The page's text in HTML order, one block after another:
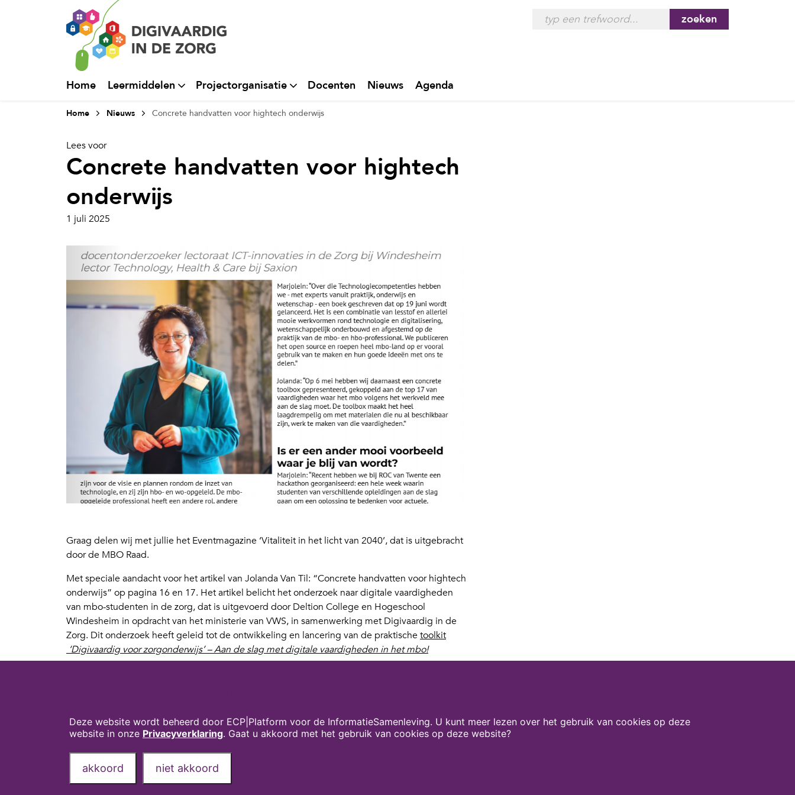
zoeken
Home Leermiddelen Projectorganisatie Docenten Nieuws Agenda
Home Nieuws Concrete handvatten voor hightech onderwijs
Lees voor
Concrete handvatten voor hightech
onderwijs
1 juli 2025
Graag delen wij met jullie het Eventmagazine ‘Vitaliteit in het licht van 2040’, dat is uitgebracht
door de MBO Raad.
Met speciale aandacht voor het artikel van Jolanda Van Til: “Concrete handvatten voor hightech
onderwijs” op pagina 16 en 17. Het artikel belicht het onderzoek naar digitale vaardigheden
van mbo-studenten in de zorg, dat is uitgevoerd door Deltion College en Hogeschool
Windesheim in opdracht van het ministerie van VWS, in samenwerking met Digivaardig in de
Zorg. Dit onderzoek heeft geleid tot de ontwikkeling en lancering van de praktischetoolkit
‘Digivaardig voor zorgonderwijs’ – Aan de slag met digitale vaardigheden in het mbo!
het werkveld zegt: daar moet het mbo mee aan de slag. Deelnemers herkenden het, maar
vroegen zich ook af: waar halen we de tijd en ruimte vandaan?”
Lees hier het hele artikel:Magazine-btg Zorg, Welzijn en Sport-juni 2025
Deze website wordt beheerd door ECP|Platform voor de InformatieSamenleving. U kunt meer lezen over het gebruik van cookies op deze
website in onze Privacyverklaring. Gaat u akkoord met het gebruik van cookies op deze website?
akkoord niet akkoord